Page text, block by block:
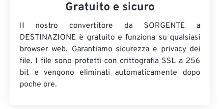
Gratuito e sicuro
Il nostro convertitore da SORGENTE a
DESTINAZIONE è gratuito e funziona su qualsiasi
browser web. Garantiamo sicurezza e privacy dei
file. I file sono protetti con crittografia SSL a 256
bit e vengono eliminati automaticamente dopo
poche ore.